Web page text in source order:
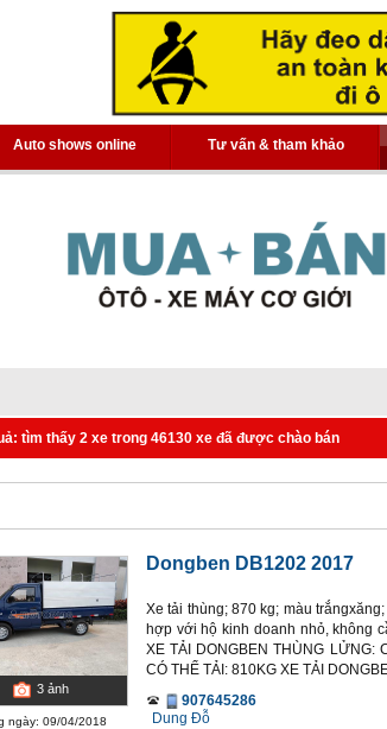
Auto shows online Tư vấn & tham khảo
tìm thấy 2 xe trong 46130 xe đã được chào bán
3 ảnh
ngày: 09/04/2018
Dongben DB1202 2017
Xe tải thùng; 870 kg; màu
hợp với hộ kinh doanh nhỏ, không
XE TẢI DONGBEN THÙNG LỬNG:
CÓ THỂ TẢI: 810KG XE TẢI
907645286
Dung Đỗ